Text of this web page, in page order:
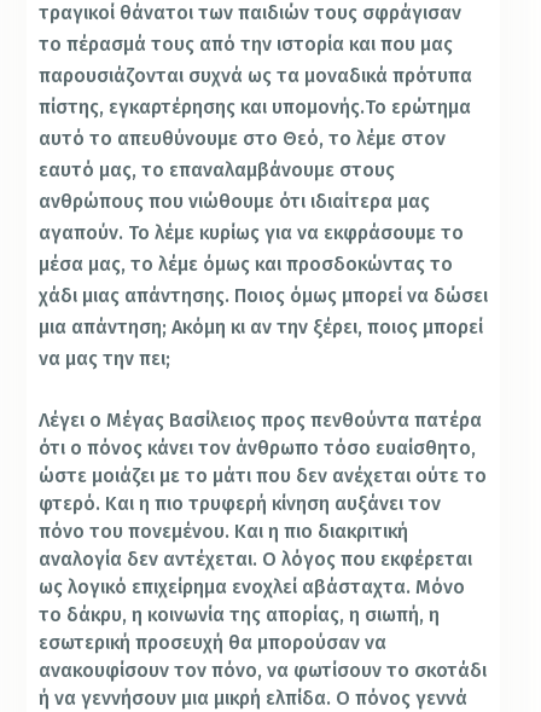
τραγικοί θάνατοι των παιδιών τους σφράγισαν
το πέρασμά τους από την ιστορία και που μας
παρουσιάζονται συχνά ως τα μοναδικά πρότυπα
πίστης, εγκαρτέρησης και υπομονής.Το ερώτημα
αυτό το απευθύνουμε στο Θεό, το λέμε στον
εαυτό μας, το επαναλαμβάνουμε στους
ανθρώπους που νιώθουμε ότι ιδιαίτερα μας
αγαπούν. Το λέμε κυρίως για να εκφράσουμε το
μέσα μας, το λέμε όμως και προσδοκώντας το
χάδι μιας απάντησης. Ποιος όμως μπορεί να δώσει
μια απάντηση; Ακόμη κι αν την ξέρει, ποιος μπορεί
να μας την πει;
Λέγει ο Μέγας Βασίλειος προς πενθούντα πατέρα
ότι ο πόνος κάνει τον άνθρωπο τόσο ευαίσθητο,
ώστε μοιάζει με το μάτι που δεν ανέχεται ούτε το
φτερό. Και η πιο τρυφερή κίνηση αυξάνει τον
πόνο του πονεμένου. Και η πιο διακριτική
αναλογία δεν αντέχεται. Ο λόγος που εκφέρεται
ως λογικό επιχείρημα ενοχλεί αβάσταχτα. Μόνο
το δάκρυ, η κοινωνία της απορίας, η σιωπή, η
εσωτερική προσευχή θα μπορούσαν να
ανακουφίσουν τον πόνο, να φωτίσουν το σκοτάδι
ή να γεννήσουν μια μικρή ελπίδα. Ο πόνος γεννά